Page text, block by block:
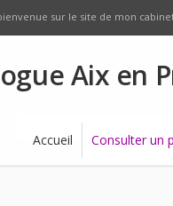
sur le site de mon
Aix en
Accueil Consulter un